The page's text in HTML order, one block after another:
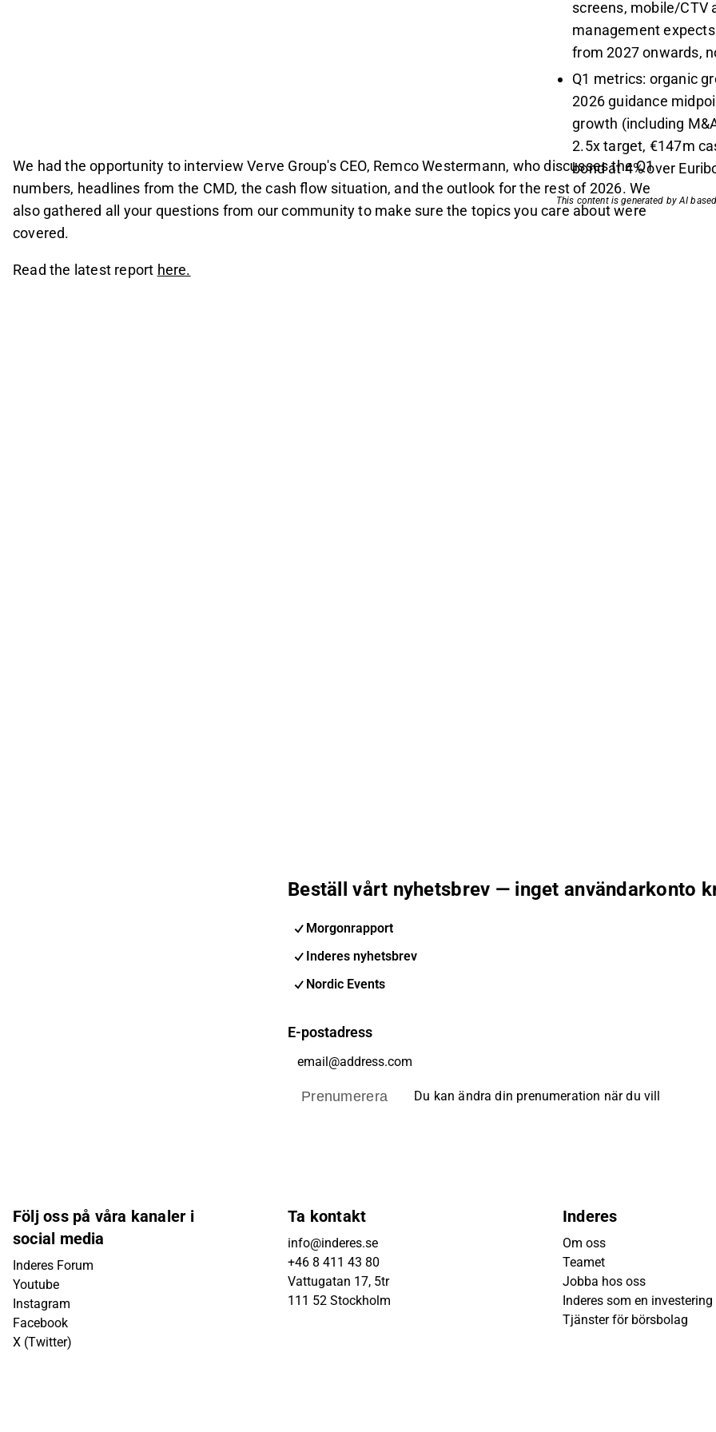
screens, mobile/CTV
management
from 2027 onwards,
Q1 metrics: organic
2026 guidance
growth (including
2.5x target, €147m
bond at 4% over
This content is generated by AI
We had the opportunity to interview Verve Group's CEO, Remco Westermann, who discusses the Q1
numbers, headlines from the CMD, the cash flow situation, and the outlook for the rest of 2026. We
also gathered all your questions from our community to make sure the topics you care about were
covered.
Read the latest report here.
Beställ vårt nyhetsbrev — inget användarkonto
Morgonrapport
Inderes nyhetsbrev
Nordic Events
E-postadress
Prenumerera Du kan ändra din prenumeration när du vill
Följ oss på våra kanaler i
social media
Inderes Forum
Youtube
Instagram
Facebook
X (Twitter)
Ta kontakt
info@inderes.se
+46 8 411 43 80
Vattugatan 17, 5tr
111 52 Stockholm
Inderes
Om oss
Teamet
Jobba hos oss
Inderes som en investering
Tjänster för börsbolag